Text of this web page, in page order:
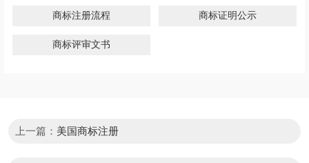
商标注册流程 商标证明公示
商标评审文书
上一篇： 美国商标注册